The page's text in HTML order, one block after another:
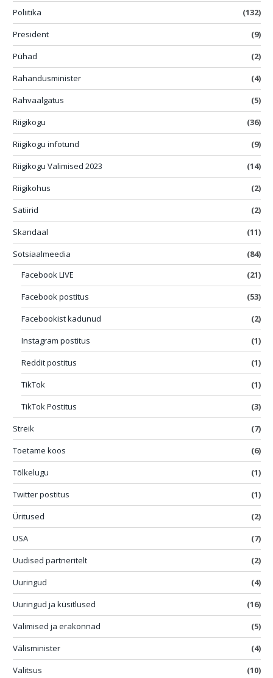
Poliitika
(132)
President
(9)
Pühad
(2)
Rahandusminister
(4)
Rahvaalgatus
(5)
Riigikogu
(36)
Riigikogu infotund
(9)
Riigikogu Valimised 2023
(14)
Riigikohus
(2)
Satiirid
(2)
Skandaal
(11)
Sotsiaalmeedia
(84)
Facebook LIVE
(21)
Facebook postitus
(53)
Facebookist kadunud
(2)
Instagram postitus
(1)
Reddit postitus
(1)
TikTok
(1)
TikTok Postitus
(3)
Streik
(7)
Toetame koos
(6)
Tõlkelugu
(1)
Twitter postitus
(1)
Üritused
(2)
USA
(7)
Uudised partneritelt
(2)
Uuringud
(4)
Uuringud ja küsitlused
(16)
Valimised ja erakonnad
(5)
Välisminister
(4)
Valitsus
(10)